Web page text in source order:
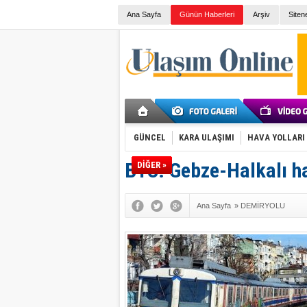
Ana Sayfa Günün Haberleri Arşiv
GÜNCEL KARA ULAŞIMI HAVA YOLLARI
DİĞER »
BTS: Gebze-Halkalı
Ana Sayfa » DEMİRYOLU